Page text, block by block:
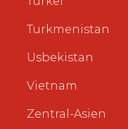
Turkmenistan
Usbekistan
Vietnam
Zentral-Asien